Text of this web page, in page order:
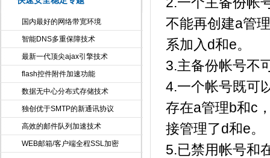
国内最好的网络带宽环境
智能DNS多重保障技术
最新一代顶尖ajax引擎技术
flash控件附件加速功能
数据无中心分布式存储技术
独创优于SMTP的新通讯协议
高效的邮件队列加速技术
WEB邮箱/客户端全程SSL加密
不能再创建a管
系加入d和e。
3.主备份帐号不
4.一个帐号既可
存在a管理b和c
接管理了d和e。
5.已禁用帐号和